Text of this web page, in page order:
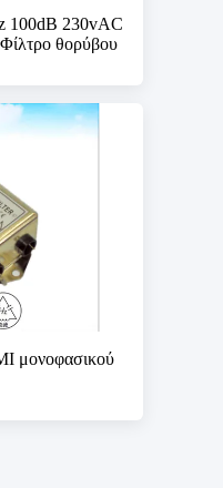
100dB 230vAC
θορύβου
μονοφασικού